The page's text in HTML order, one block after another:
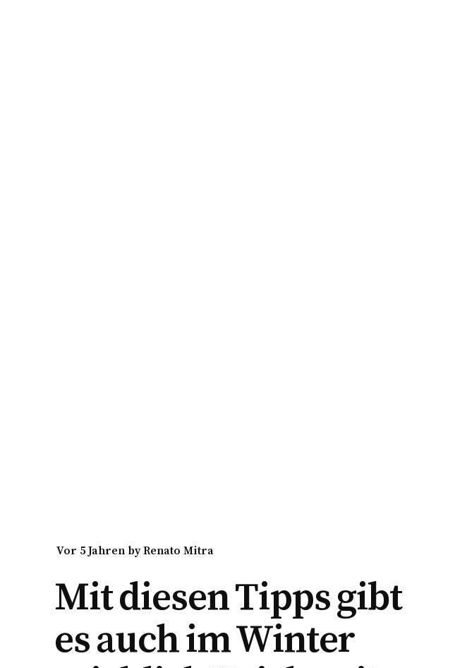
vor 5 Jahren byRenato Mitra
Mit diesen Tipps gibt
es auch im Winter